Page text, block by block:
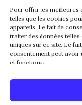
Pour offrir les meilleures
telles que les cookies
appareils. Le fait de
traiter des données
uniques sur ce site. Le
consentement peut avoir
et fonctions.